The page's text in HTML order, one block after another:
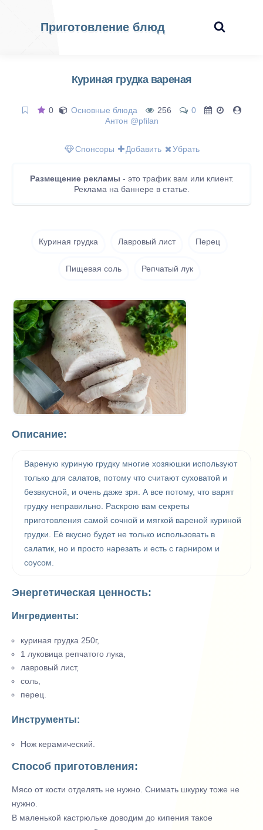
Приготовление блюд
Куриная грудка вареная
0 Основные блюда 256
0
Антон @pfilan
Спонсоры Добавить Убрать
Размещение рекламы - это трафик вам или клиент.
Реклама на баннере в статье.
Куриная грудка Лавровый лист Перец
Пищевая соль Репчатый лук
Описание:
Вареную куриную грудку многие хозяюшки используют
только для салатов, потому что считают суховатой и
безвкусной, и очень даже зря. А все потому, что варят
грудку неправильно. Раскрою вам секреты
приготовления самой сочной и мягкой вареной куриной
грудки. Её вкусно будет не только использовать в
салатик, но и просто нарезать и есть с гарниром и
соусом.
Энергетическая ценность:
Ингредиенты:
куриная грудка 250г,
1 луковица репчатого лука,
лавровый лист,
соль,
перец.
Инструменты:
Нож керамический.
Способ приготовления:
Мясо от кости отделять не нужно. Снимать шкурку тоже не
нужно.
В маленькой кастрюльке доводим до кипения такое